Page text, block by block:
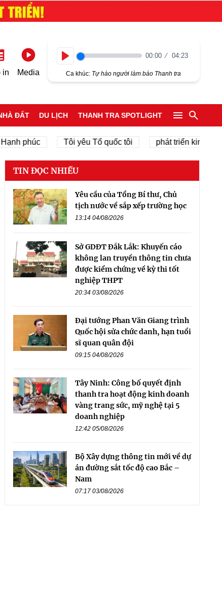
in Media
00:00 04:23
Ca khúc: Tự hào người làm báo Thanh tra
ĐẤT DU LỊCH THANH TRA SPOTLIGHT
Tôi yêu Tổ quốc tôi phát triển kinh tế tư
TIN ĐỌC NHIỀU
Yêu cầu của Tổng Bí thư, Chủ
tịch nước về sắp xếp trường học
13:14 04/08/2026
Sở GDĐT Đắk Lắk: Khuyến cáo
không lan truyền thông tin chưa
được kiểm chứng về kỳ thi tốt
nghiệp THPT
20:34 03/08/2026
Đại tướng Phan Văn Giang trình
Quốc hội sửa chức danh, hạn tuổi
sĩ quan quân đội
09:15 04/08/2026
Tây Ninh: Công bố quyết định
thanh tra hoạt động kinh doanh
vàng trang sức, mỹ nghệ tại 5
doanh nghiệp
12:42 05/08/2026
Bộ Xây dựng thông tin mới về dự
án đường sắt tốc độ cao Bắc –
Nam
07:17 03/08/2026